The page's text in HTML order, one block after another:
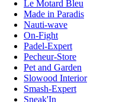
Le Motard Bleu
Made in Paradis
Nauti-wave
On-Fight
Padel-Expert
Pecheur-Store
Pet and Garden
Slowood Interior
Smash-Expert
Sneak'In